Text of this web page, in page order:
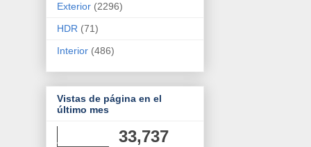
Exterior (2296)
HDR (71)
Interior (486)
Vistas de página en el
último mes
33,737